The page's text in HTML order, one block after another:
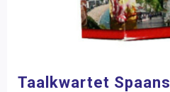
Taalkwartet Spaans